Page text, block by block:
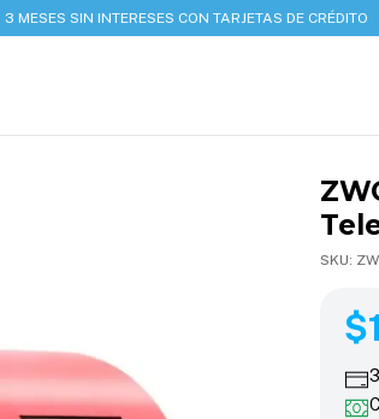
3 MESES SIN INTERESES CON TARJETAS DE CRÉDITO
SKU:
3